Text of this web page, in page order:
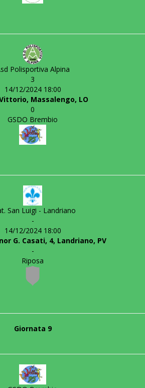
Polisportiva Alpina
3
14/12/2024 18:00
Massalengo, LO
0
GSDO Brembio
San Luigi - Landriano
-
14/12/2024 18:00
G. Casati, 4, Landriano, PV
-
Riposa
Giornata 9